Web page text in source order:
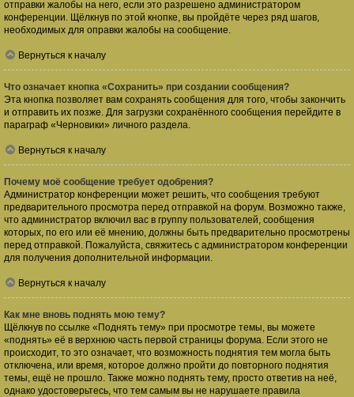
отправки жалобы на него, если это разрешено администратором
конференции. Щёлкнув по этой кнопке, вы пройдёте через ряд шагов,
необходимых для оправки жалобы на сообщение.
Вернуться к началу
Что означает кнопка «Сохранить» при создании сообщения?
Эта кнопка позволяет вам сохранять сообщения для того, чтобы закончить
и отправить их позже. Для загрузки сохранённого сообщения перейдите в
параграф «Черновики» личного раздела.
Вернуться к началу
Почему моё сообщение требует одобрения?
Администратор конференции может решить, что сообщения требуют
предварительного просмотра перед отправкой на форум. Возможно также,
что администратор включил вас в группу пользователей, сообщения
которых, по его или её мнению, должны быть предварительно просмотрены
перед отправкой. Пожалуйста, свяжитесь с администратором конференции
для получения дополнительной информации.
Вернуться к началу
Как мне вновь поднять мою тему?
Щёлкнув по ссылке «Поднять тему» при просмотре темы, вы можете
«поднять» её в верхнюю часть первой страницы форума. Если этого не
происходит, то это означает, что возможность поднятия тем могла быть
отключена, или время, которое должно пройти до повторного поднятия
темы, ещё не прошло. Также можно поднять тему, просто ответив на неё,
однако удостоверьтесь, что тем самым вы не нарушаете правила